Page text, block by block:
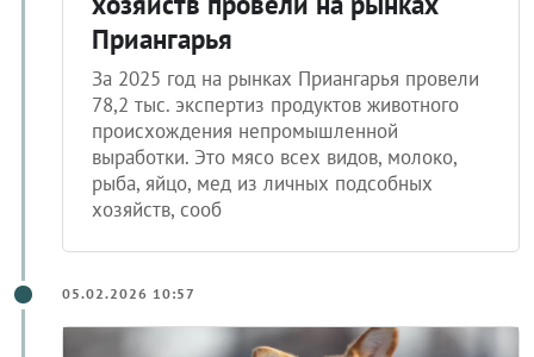
хозяйств провели на рынках
Приангарья
За 2025 год на рынках Приангарья провели
78,2 тыс. экспертиз продуктов животного
происхождения непромышленной
выработки. Это мясо всех видов, молоко,
рыба, яйцо, мед из личных подсобных